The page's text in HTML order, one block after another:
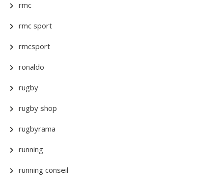
rmc
rmc sport
rmcsport
ronaldo
rugby
rugby shop
rugbyrama
running
running conseil